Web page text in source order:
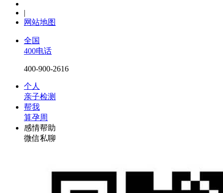
|
网站地图
全国
400电话
400-900-2616
个人
亲子检测
帮我
算孕周
感情帮助
微信私聊